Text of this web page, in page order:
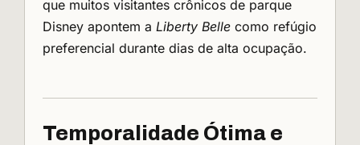
que muitos visitantes crônicos de parque
Disney apontem a Liberty Belle como refúgio
preferencial durante dias de alta ocupação.
Temporalidade Ótima e